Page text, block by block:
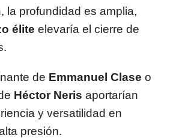
la profundidad es amplia,
élite elevaría el cierre de
de Emmanuel Clase o
Héctor Neris aportarían
y versatilidad en
presión.